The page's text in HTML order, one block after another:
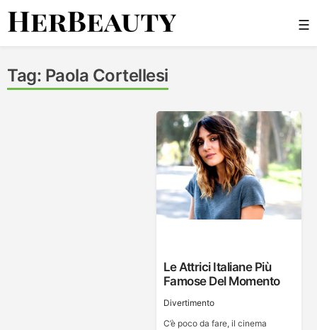
Skip
☰
Tag: Paola Cortellesi
Le Attrici Italiane Più
Famose Del Momento
Divertimento
C’è poco da fare, il cinema